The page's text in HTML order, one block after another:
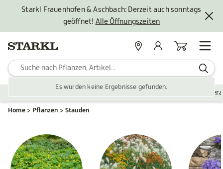
Starkl Frauenhofen & Aschbach: Derzeit auch sonntags
geöffnet! Alle Öffnungszeiten
Es wurden keine Ergebnisse gefunden.
StandorteMein KontoWarenkorb
Zubehör Gartengestaltung
Home Pflanzen Stauden